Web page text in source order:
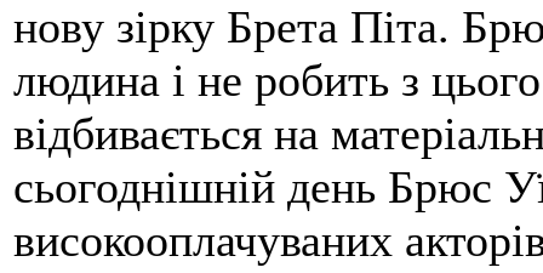
нову зірку Брета Піта.
людина і не робить з
відбивається на
сьогоднішній день Брюс
високооплачуваних